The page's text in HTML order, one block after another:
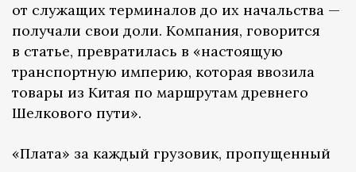
от служащих терминалов до их начальства —
получали свои доли. Компания, говорится
в статье, превратилась в «настоящую
транспортную империю, которая ввозила
товары из Китая по маршрутам древнего
Шелкового пути».
«Плата» за каждый грузовик, пропущенный